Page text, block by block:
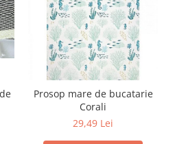
Prosop mare de bucatarie
Corali
29,49 Lei